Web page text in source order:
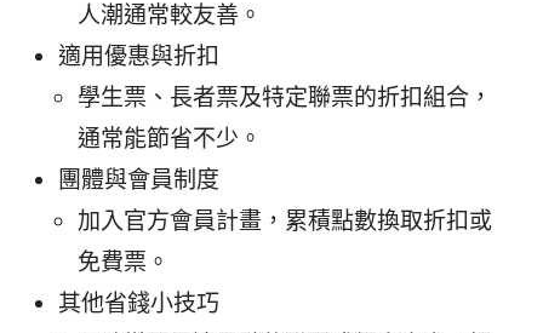
人潮通常較友善。
適用優惠與折扣
學生票、長者票及特定聯票的折扣組合，
通常能節省不少。
團體與會員制度
加入官方會員計畫，累積點數換取折扣或
免費票。
其他省錢小技巧